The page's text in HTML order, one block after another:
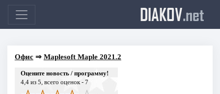
DIAKOV.net
Офис⇒ Maplesoft Maple 2021.2
Оцените новость / программу!
4,4из 5, всего оценок - 7